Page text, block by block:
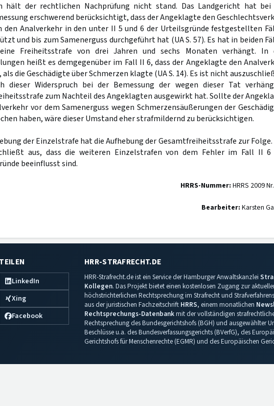
hält der rechtlichen Nachprüfung nicht stand. Das Landgericht hat bei
erschwerend berücksichtigt, dass der Angeklagte den
den Analverkehr in den unter II 5 und 6 der Urteilsgründe festgestellten
und bis zum Samenerguss durchgeführt hat (UA S. 57). Es hat in beiden
Freiheitsstrafe von drei Jahren und sechs Monaten verhängt. In
heißt es demgegenüber im Fall II 6, dass der Angeklagte den
als die Geschädigte über Schmerzen klagte (UA S. 14). Es ist nicht
dieser Widerspruch bei der Bemessung der wegen dieser Tat
zum Nachteil des Angeklagten ausgewirkt hat. Sollte der
vor dem Samenerguss wegen Schmerzensäußerungen der
haben, wäre dieser Umstand eher strafmildernd zu berücksichtigen.
der Einzelstrafe hat die Aufhebung der Gesamtfreiheitsstrafe zur Folge.
aus, dass die weiteren Einzelstrafen von dem Fehler im Fall II 6
beeinflusst sind.
HRRS-Nummer: HRRS 2009
Bearbeiter: Karsten
TEILEN
LinkedIn
Xing
Facebook
HRR-STRAFRECHT.DE
HRR-Strafrecht.de ist ein Service der Hamburger Anwaltskanzlei
Kollegen. Das Projekt bietet einen kostenlosen Zugang zur
höchstrichterlichen Rechtsprechung im Strafrecht und
aus der juristischen Fachzeitschrift HRRS, einem monatlichen
Rechtsprechungs-Datenbankmit der vollständigen
Rechtsprechung des Bundesgerichtshofs (BGH) und ausgewählter
Beschlüsse u.a. des Bundesverfassungsgerichts (BVerfG), des
Gerichtshofs für Menschenrechte (EGMR) und des Europäischen